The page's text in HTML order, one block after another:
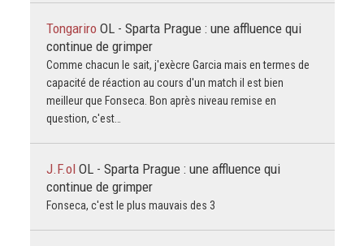
Tongariro OL - Sparta Prague : une affluence qui
continue de grimper
Comme chacun le sait, j'exècre Garcia mais en termes de
capacité de réaction au cours d'un match il est bien
meilleur que Fonseca. Bon après niveau remise en
question, c'est…
J.F.ol OL - Sparta Prague : une affluence qui
continue de grimper
Fonseca, c'est le plus mauvais des 3